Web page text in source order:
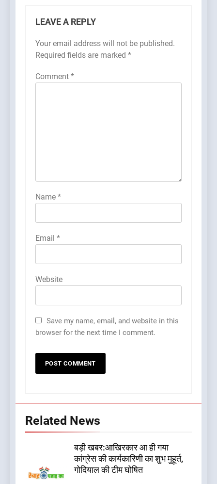
LEAVE A REPLY
Your email address will not be published.
Required fields are marked *
Comment *
Name *
Email *
Website
Save my name, email, and website in this
browser for the next time I comment.
Related News
बड़ी खबर:आखिरकार आ ही गया
कांग्रेस की कार्यकारिणी का शुभ मुहूर्त,
गोदियाल की टीम घोषित